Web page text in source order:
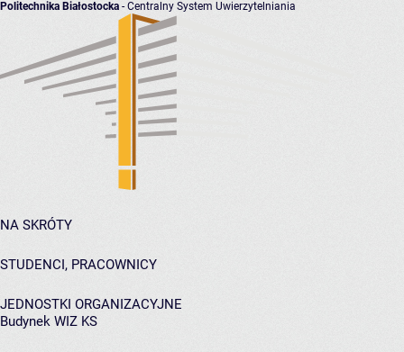
Politechnika Białostocka - Centralny System Uwierzytelniania
NA SKRÓTY
STUDENCI, PRACOWNICY
JEDNOSTKI ORGANIZACYJNE
Budynek WIZ KS